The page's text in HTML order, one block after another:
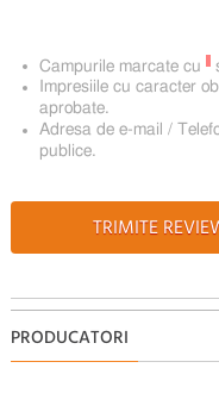
Campurile marcate cu
Impresiile cu caracter
aprobate.
Adresa de e-mail /
publice.
TRIMITE
PRODUCATORI